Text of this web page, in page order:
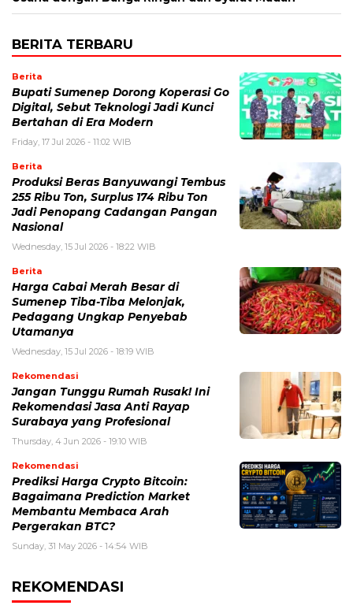
BERITA TERBARU
Berita
Bupati Sumenep Dorong Koperasi Go
Digital, Sebut Teknologi Jadi Kunci
Bertahan di Era Modern
Friday, 17 Jul 2026 - 11:02 WIB
Berita
Produksi Beras Banyuwangi Tembus
255 Ribu Ton, Surplus 174 Ribu Ton
Jadi Penopang Cadangan Pangan
Nasional
Wednesday, 15 Jul 2026 - 18:22 WIB
Berita
Harga Cabai Merah Besar di
Sumenep Tiba-Tiba Melonjak,
Pedagang Ungkap Penyebab
Utamanya
Wednesday, 15 Jul 2026 - 18:19 WIB
Rekomendasi
Jangan Tunggu Rumah Rusak! Ini
Rekomendasi Jasa Anti Rayap
Surabaya yang Profesional
Thursday, 4 Jun 2026 - 19:10 WIB
Rekomendasi
Prediksi Harga Crypto Bitcoin:
Bagaimana Prediction Market
Membantu Membaca Arah
Pergerakan BTC?
Sunday, 31 May 2026 - 14:54 WIB
REKOMENDASI